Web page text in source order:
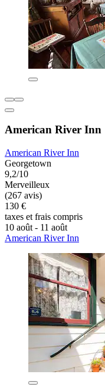
American River Inn
American River Inn
Georgetown
9,2/10
Merveilleux
(267 avis)
130 €
taxes et frais compris
10 août - 11 août
American River Inn